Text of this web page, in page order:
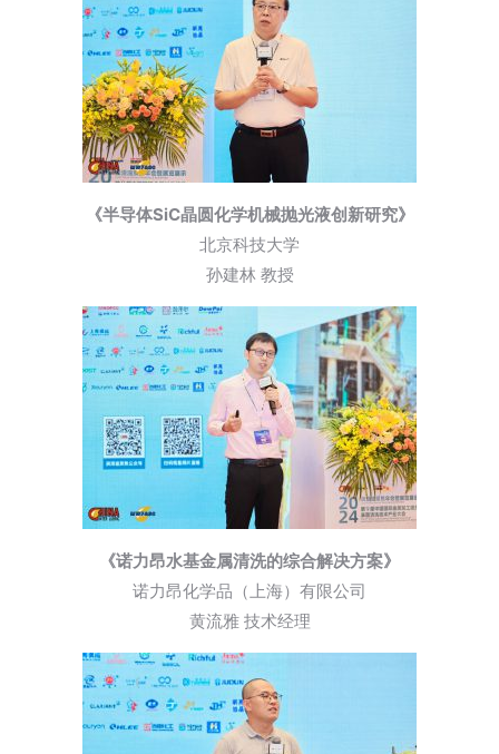
《半导体SiC晶圆化学机械抛光液创新研究》
北京科技大学
孙建林 教授
《诺力昂水基金属清洗的综合解决方案》
诺力昂化学品（上海）有限公司
黄流雅 技术经理